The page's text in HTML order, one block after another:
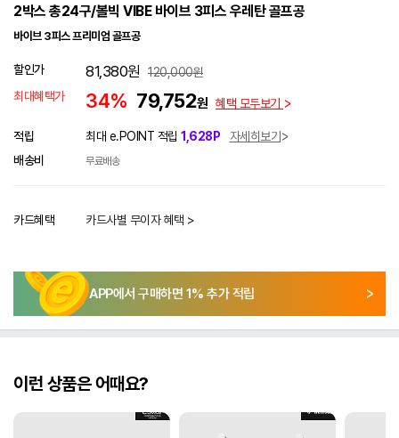
2박스 총24구/볼빅 VIBE 바이브 3피스 우레탄 골프공
바이브 3피스 프리미엄 골프공
할인가 81,380원 120,000원
최대혜택가
34% 79,752원 혜택 모두보기
적립 최대 e.POINT 적립 1,628P
자세히보기
배송비
무료배송
카드혜택 카드사별 무이자 혜택 >
APP에서 구매하면 1% 추가 적립
이런 상품은 어때요?